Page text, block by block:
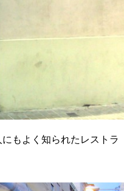
もよく知られたレストラ